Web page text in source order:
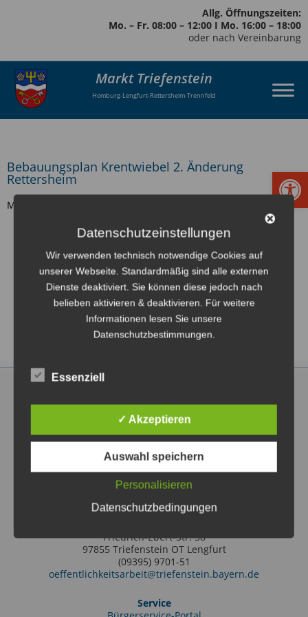
Allg. Öffnungszeiten:
Mo. – Fr. 08:00 – 12:00 I Mo. 16:00 – 18:00
oder nach Vereinbarung
Markt Triefenstein
Homburg-Lengfurt-Rettersheim-Trennfeld
Bebauungsplan Krentwiebel 2. Änderung
Rettersheim
Markt Triefenstein – Gemeindeteil Rettersheim
zurück
Markt Triefenstein
Rathausstraße 2
97855 Triefenstein OT Lengfurt
(09395) 97010
Friedrich-Ebert-Str. 38
97855 Triefenstein OT Lengfurt
(09395) 9701-51
oeffentlichkeitsarbeit@triefenstein.bayern.de
Service
Datenschutzeinstellungen
Wir verwenden technisch notwendige Cookies auf
unserer Webseite. Standardmäßig sind alle externen
Dienste deaktiviert. Sie können diese jedoch nach
belieben aktivieren & deaktivieren. Für weitere
Informationen lesen Sie unsere
Datenschutzbestimmungen.
Essenziell
✓ Akzeptieren
Auswahl speichern
Personalisieren
Datenschutzbedingungen